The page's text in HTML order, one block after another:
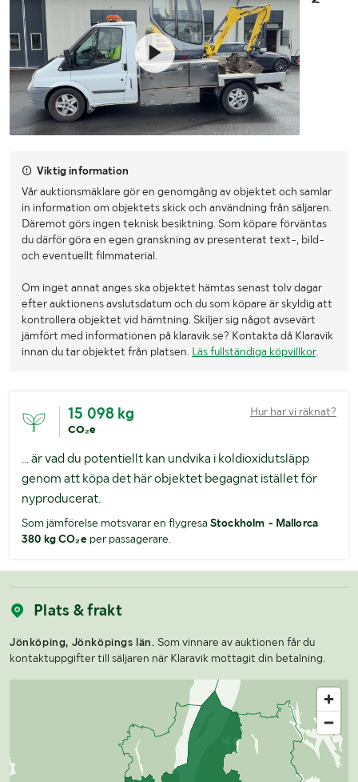
Viktig information
Vår auktionsmäklare gör en genomgång av objektet och samlar
in information om objektets skick och användning från säljaren.
Däremot görs ingen teknisk besiktning. Som köpare förväntas
du därför göra en egen granskning av presenterat text-, bild-
och eventuellt filmmaterial.
Om inget annat anges ska objektet hämtas senast tolv dagar
efter auktionens avslutsdatum och du som köpare är skyldig att
kontrollera objektet vid hämtning. Skiljer sig något avsevärt
jämfört med informationen på klaravik.se? Kontakta då Klaravik
innan du tar objektet från platsen. Läs fullständiga köpvillkor.
15 098 kg
CO₂e
Hur har vi räknat?
... är vad du potentiellt kan undvika i koldioxidutsläpp
genom att köpa det här objektet begagnat istället för
nyproducerat.
Som jämförelse motsvarar en flygresa Stockholm - Mallorca
380 kg CO₂eper passagerare.
Plats & frakt
Jönköping, Jönköpings län. Som vinnare av auktionen får du
kontaktuppgifter till säljaren när Klaravik mottagit din betalning.